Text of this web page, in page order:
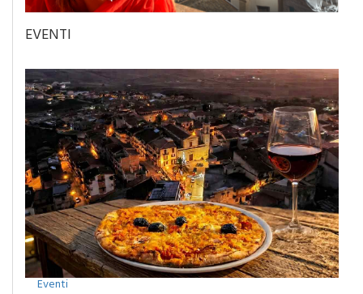
EVENTI
Eventi
Camporeale celebra la Sciavata: due giorni di gusto con il